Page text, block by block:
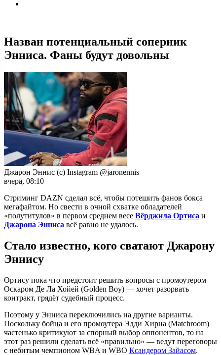
Назван потенциальный соперник
Энниса. Фаны будут довольны
Джарон Эннис (с) Instagram @jaronennis
вчера, 08:10
Стриминг DAZN сделал всё, чтобы потешить фанов бокса
мегафайтом. Но свести в очной схватке обладателей
«полутитулов» в первом среднем весе Вёрджила Ортиса и
Джарона Энниса всё равно не удалось.
Стало известно, кого сватают Джарону
Эннису
Ортису пока что предстоит решить вопросы с промоутером
Оскаром Де Ла Хойей (Golden Boy) — хочет разорвать
контракт, грядёт судебный процесс.
Поэтому у Энниса переключились на другие варианты.
Поскольку бойца и его промоутера Эдди Хирна (Matchroom)
частенько критикуют за спорный выбор оппонентов, то на
этот раз решили сделать всё «правильно» — ведут переговоры
с небитым чемпионом WBA и WBO Ксандером Зайасом.